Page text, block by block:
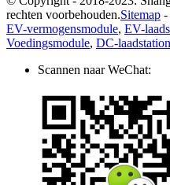
rechten voorbehouden.Sitemap -
EV-vermogensmodule, EV-
Voedingsmodule, DC-laadstation
Scannen naar WeChat: